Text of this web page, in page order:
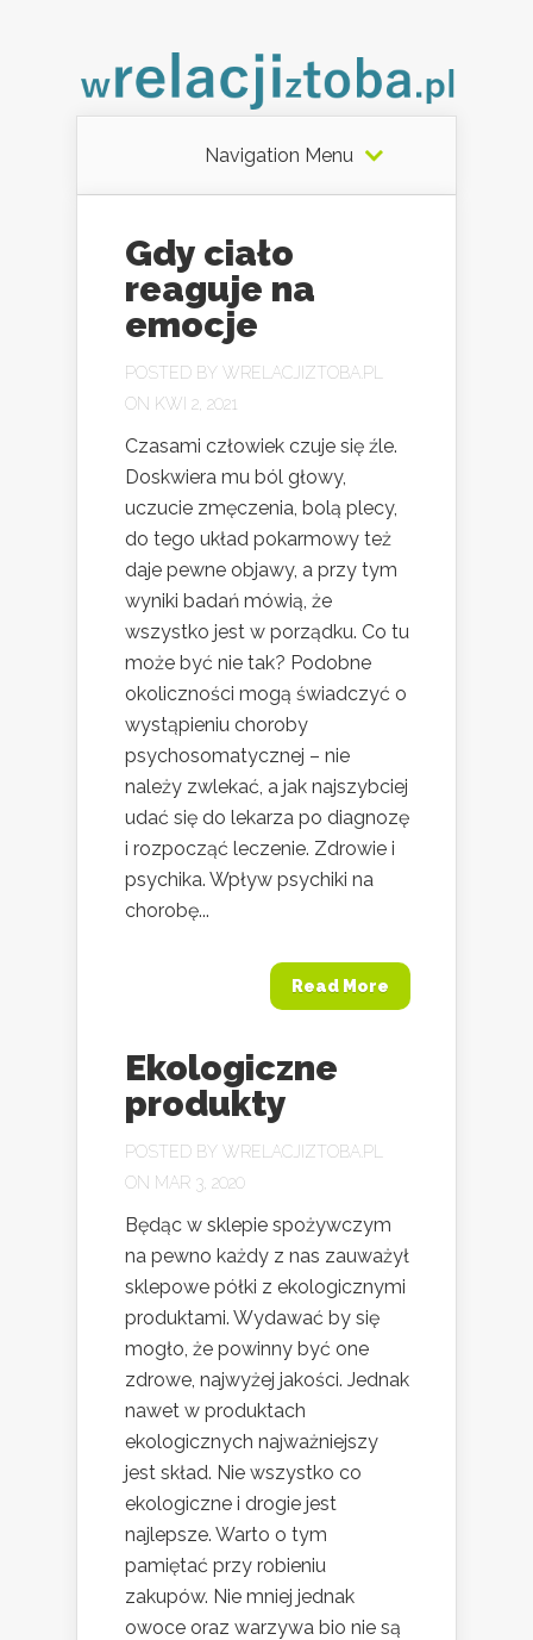
Navigation Menu
Gdy ciało
reaguje na
emocje
POSTED BY WRELACJIZTOBA.PL
ON KWI 2, 2021
Czasami człowiek czuje się źle.
Doskwiera mu ból głowy,
uczucie zmęczenia, bolą plecy,
do tego układ pokarmowy też
daje pewne objawy, a przy tym
wyniki badań mówią, że
wszystko jest w porządku. Co tu
może być nie tak? Podobne
okoliczności mogą świadczyć o
wystąpieniu choroby
psychosomatycznej – nie
należy zwlekać, a jak najszybciej
udać się do lekarza po diagnozę
i rozpocząć leczenie. Zdrowie i
psychika. Wpływ psychiki na
chorobę...
Read More
Ekologiczne
produkty
POSTED BY WRELACJIZTOBA.PL
ON MAR 3, 2020
Będąc w sklepie spożywczym
na pewno każdy z nas zauważył
sklepowe półki z ekologicznymi
produktami. Wydawać by się
mogło, że powinny być one
zdrowe, najwyżej jakości. Jednak
nawet w produktach
ekologicznych najważniejszy
jest skład. Nie wszystko co
ekologiczne i drogie jest
najlepsze. Warto o tym
pamiętać przy robieniu
zakupów. Nie mniej jednak
owoce oraz warzywa bio nie są